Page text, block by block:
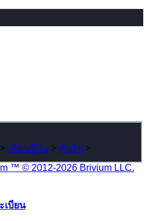
> เที่ยวญี่ปุ่น > คันไซ >
™ © 2012-2026 Brivium LLC.
เบียน